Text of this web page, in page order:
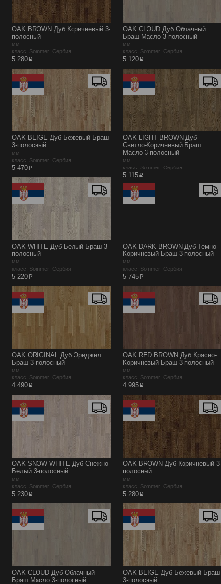
OAK BROWN Дуб Коричневый 3-
полосный
мм
класс, Sommer Сербия
5 280p
OAK CLOUD Дуб Облачный
Браш Масло 3-полосный
мм
класс, Sommer Сербия
5 120p
OAK BEIGE Дуб Бежевый Браш
3-полосный
мм
класс, Sommer Сербия
5 470p
OAK LIGHT BROWN Дуб
Светло-Коричневый Браш
Масло 3-полосный
мм
класс, Sommer Сербия
5 115p
OAK WHITE Дуб Белый Браш 3-
полосный
мм
класс, Sommer Сербия
5 220p
OAK DARK BROWN Дуб Темно-
Коричневый Браш 3-полосный
мм
класс, Sommer Сербия
5 745p
OAK ORIGINAL Дуб Ориджнл
Браш 3-полосный
мм
класс, Sommer Сербия
4 490p
OAK RED BROWN Дуб Красно-
Коричневый Браш 3-полосный
мм
класс, Sommer Сербия
4 995p
OAK SNOW WHITE Дуб Снежно-
Белый 3-полосный
мм
класс, Sommer Сербия
5 230p
OAK BROWN Дуб Коричневый 3-
полосный
мм
класс, Sommer Сербия
5 280p
OAK CLOUD Дуб Облачный
Браш Масло 3-полосный
OAK BEIGE Дуб Бежевый Браш
3-полосный